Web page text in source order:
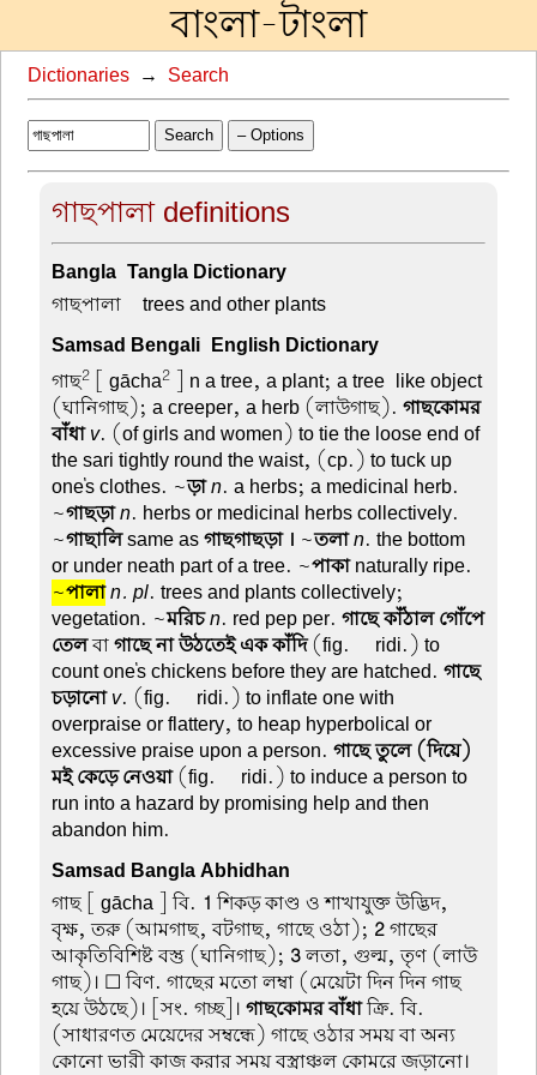
বাংলা-টাংলা
Dictionaries → Search
Search – Options
গাছপালা definitions
Bangla-Tangla Dictionary
গাছপালা –trees and other plants
Samsad Bengali-English Dictionary
গাছ2 [ gācha2
] n a tree, a plant; a tree-like object
(ঘানিগাছ); a creeper, a herb (লাউগাছ).গাছকোমর
বাঁধা v. (of girls and women) to tie the loose end of
the sari tightly round the waist, (cp.) to tuck up
one's clothes. ~ড়াn. a herbs; a medicinal herb.
~গাছড়াn. herbs or medicinal herbs collectively.
~গাছালিsame asগাছগাছড়া । ~তলাn. the bottom
or under neath part of a tree. ~পাকাnaturally ripe.
~পালাn. pl. trees and plants collectively;
vegetation. ~মরিচn. red pep per.গাছে কাঁঠাল গোঁপে
তেলবাগাছে না উঠতেই এক কাঁদি(fig.—ridi.) to
count one's chickens before they are hatched.গাছে
চড়ানো v. (fig.—ridi.) to inflate one with
overpraise or flattery, to heap hyperbolical or
excessive praise upon a person.গাছে তুলে (দিয়ে)
মই কেড়ে নেওয়া(fig.—ridi.) to induce a person to
run into a hazard by promising help and then
abandon him.
Samsad Bangla Abhidhan
গাছ [ gācha ] বি. 1 শিকড় কাণ্ড ও শাখাযুক্ত উদ্ভিদ,
বৃক্ষ, তরু (আমগাছ, বটগাছ, গাছে ওঠা); 2গাছের
আকৃতিবিশিষ্ট বস্তু (ঘানিগাছ); 3লতা, গুল্ম, তৃণ (লাউ
গাছ)। ☐ বিণ. গাছের মতো লম্বা (মেয়েটা দিন দিন গাছ
হয়ে উঠছে)। [সং. গচ্ছ]।গাছকোমর বাঁধাক্রি. বি.
(সাধারণত মেয়েদের সম্বন্ধে) গাছে ওঠার সময় বা অন্য
কোনো ভারী কাজ করার সময় বস্ত্রাঞ্চল কোমরে জড়ানো।